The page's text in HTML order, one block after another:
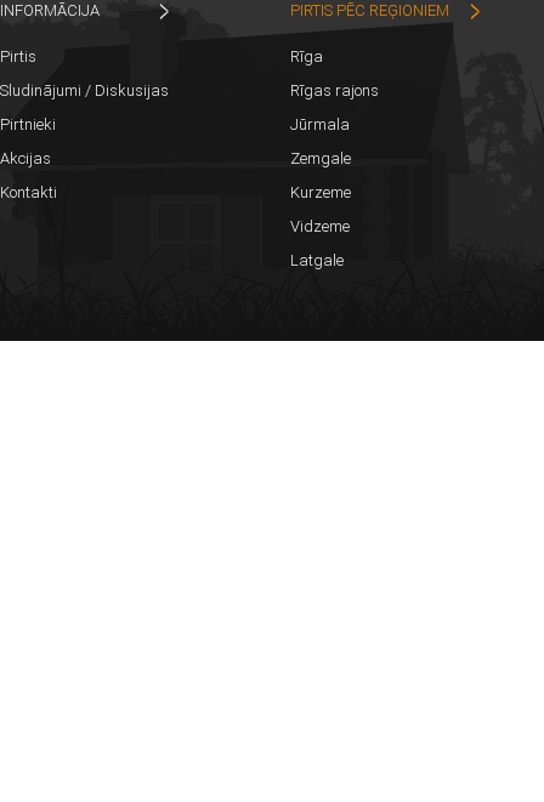
INFORMĀCIJA
Pirtis
Sludinājumi / Diskusijas
Pirtnieki
Akcijas
Kontakti
PIRTIS PĒC REĢIONIEM
Rīga
Rīgas rajons
Jūrmala
Zemgale
Kurzeme
Vidzeme
Latgale